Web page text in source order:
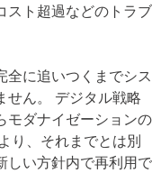
スト超過などのトラブ
全に追いつくまでシス
せん。 デジタル戦略
モダナイゼーションの
り、それまでとは別
しい方針内で再利用で